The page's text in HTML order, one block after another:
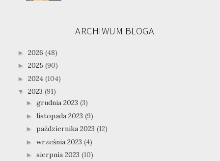
ARCHIWUM BLOGA
► 2026 (48)
► 2025 (90)
► 2024 (104)
▼ 2023 (91)
► grudnia 2023 (3)
► listopada 2023 (9)
► października 2023 (12)
► września 2023 (4)
► sierpnia 2023 (10)